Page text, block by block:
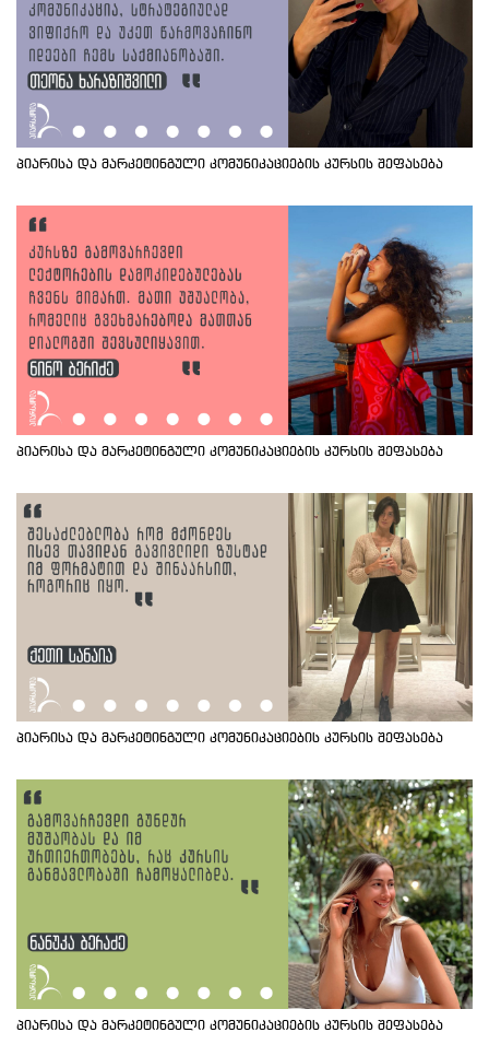
პიარისა და მარკეტინგული კომუნიკაციების კურსის შეფასება
პიარისა და მარკეტინგული კომუნიკაციების კურსის შეფასება
პიარისა და მარკეტინგული კომუნიკაციების კურსის შეფასება
პიარისა და მარკეტინგული კომუნიკაციების კურსის შეფასება